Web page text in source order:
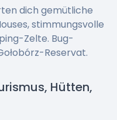
dich gemütliche
stimmungsvolle
Zelte. Bug-
Reservat.
Hütten,